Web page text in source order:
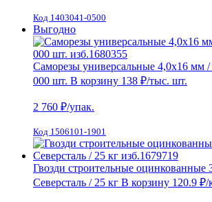
Код 1403041-0500
Выгодно
Саморезы универсальные 4,0х16 мм
000 шт. В корзину 138 ₽/тыс. шт.
2 760 ₽/упак.
Код 1506101-1901
Гвозди строительные оцинкованные
Северсталь / 25 кг В корзину 120.9 ₽/